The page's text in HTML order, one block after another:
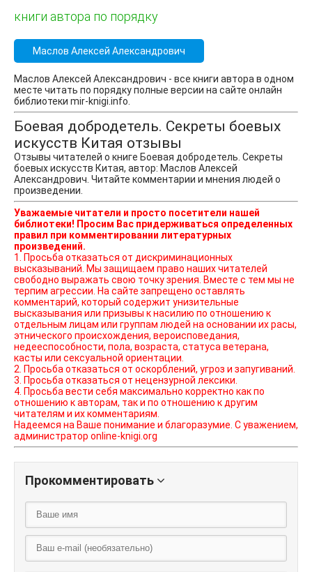
книги автора по порядку
Маслов Алексей Александрович
Маслов Алексей Александрович - все книги автора в одном
месте читать по порядку полные версии на сайте онлайн
библиотеки mir-knigi.info.
Боевая добродетель. Секреты боевых
искусств Китая отзывы
Отзывы читателей о книге Боевая добродетель. Секреты
боевых искусств Китая, автор: Маслов Алексей
Александрович. Читайте комментарии и мнения людей о
произведении.
Уважаемые читатели и просто посетители нашей
библиотеки! Просим Вас придерживаться определенных
правил при комментировании литературных
произведений.
1. Просьба отказаться от дискриминационных
высказываний. Мы защищаем право наших читателей
свободно выражать свою точку зрения. Вместе с тем мы не
терпим агрессии. На сайте запрещено оставлять
комментарий, который содержит унизительные
высказывания или призывы к насилию по отношению к
отдельным лицам или группам людей на основании их расы,
этнического происхождения, вероисповедания,
недееспособности, пола, возраста, статуса ветерана,
касты или сексуальной ориентации.
2. Просьба отказаться от оскорблений, угроз и запугиваний.
3. Просьба отказаться от нецензурной лексики.
4. Просьба вести себя максимально корректно как по
отношению к авторам, так и по отношению к другим
читателям и их комментариям.
Надеемся на Ваше понимание и благоразумие. С уважением,
администратор online-knigi.org
Прокомментировать